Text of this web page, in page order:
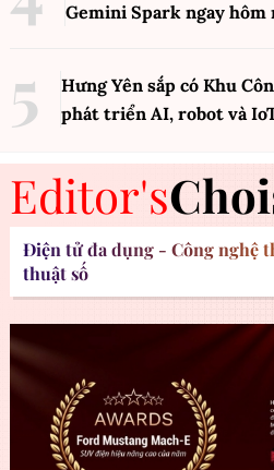
Gemini Spark ngay hôm
Hưng Yên sắp có Khu
phát triển AI, robot và
Editor's
Điện tử đa dụng - Công nghệ
thuật số